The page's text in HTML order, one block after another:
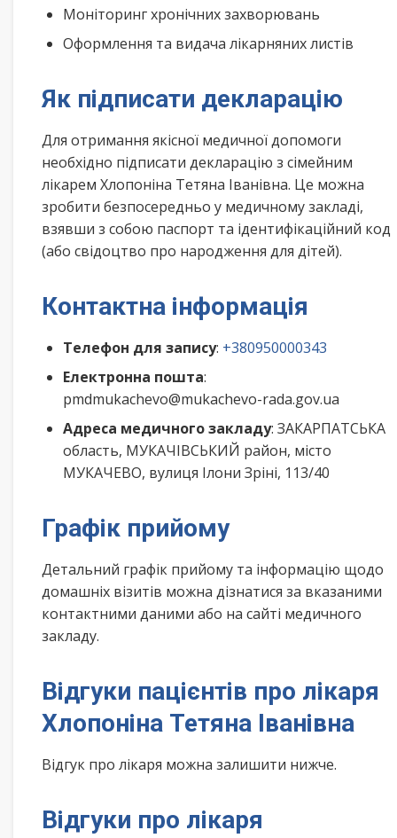
Моніторинг хронічних захворювань
Оформлення та видача лікарняних листів
Як підписати декларацію
Для отримання якісної медичної допомоги
необхідно підписати декларацію з сімейним
лікарем Хлопоніна Тетяна Іванівна. Це можна
зробити безпосередньо у медичному закладі,
взявши з собою паспорт та ідентифікаційний код
(або свідоцтво про народження для дітей).
Контактна інформація
Телефон для запису: +380950000343
Електронна пошта:
pmdmukachevo@mukachevo-rada.gov.ua
Адреса медичного закладу: ЗАКАРПАТСЬКА
область, МУКАЧІВСЬКИЙ район, місто
МУКАЧЕВО, вулиця Ілони Зріні, 113/40
Графік прийому
Детальний графік прийому та інформацію щодо
домашніх візитів можна дізнатися за вказаними
контактними даними або на сайті медичного
закладу.
Відгуки пацієнтів про лікаря
Хлопоніна Тетяна Іванівна
Відгук про лікаря можна залишити нижче.
Відгуки про лікаря